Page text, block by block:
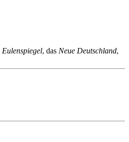
Eulenspiegel, das Neue Deutschland,